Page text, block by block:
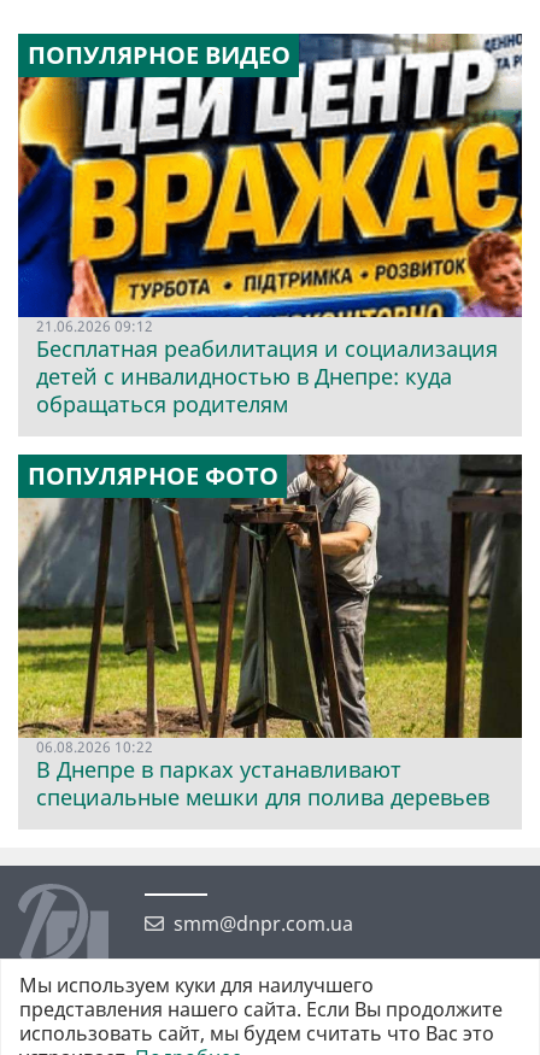
ПОПУЛЯРНОЕ ВИДЕО
21.06.2026 09:12
Бесплатная реабилитация и социализация
детей с инвалидностью в Днепре: куда
обращаться родителям
ПОПУЛЯРНОЕ ФОТО
06.08.2026 10:22
В Днепре в парках устанавливают
специальные мешки для полива деревьев
smm@dnpr.com.ua
Мы используем куки для наилучшего
представления нашего сайта. Если Вы продолжите
использовать сайт, мы будем считать что Вас это